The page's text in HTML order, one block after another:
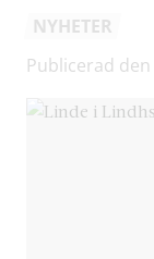
NYHETER
Publicerad